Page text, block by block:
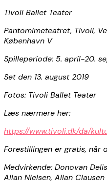
Tivoli Ballet Teater
Pantomimeteatret, Tivoli,
København V
Spilleperiode: 5. april-20.
Set den 13. august 2019
Fotos: Tivoli Ballet Teater
Læs nærmere her:
https://www.tivoli.dk/da/
Forestillingen er gratis, når
Medvirkende: Donovan
Allan Nielsen, Allan Clausen